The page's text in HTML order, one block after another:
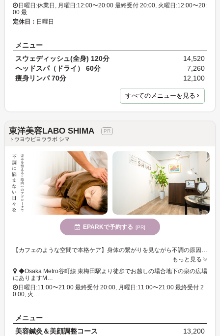
日曜日:休業日, 月曜日:12:00〜20:00 最終受付 20:00, 火曜日:12:00〜20:
00 最…
定休日： 日曜日
メニュー
スウェディッシュ(全身) 120分
14,520
ヘッドスパ（ドライ） 60分
7,260
痩身リンパ 70分
12,100
すべてのメニューを見る
東洋美容LABO SHIMA
トウヨウビヨウラボ シマ
EPARKで予約する [PR]
もっと見る
◆Osaka Metro谷町線 東梅田駅より徒歩でお越しの場合地下の泉の広場
にありますM…
日曜日:11:00〜21:00 最終受付 20:00, 月曜日:11:00〜21:00 最終受付 2
0:00, 火…
メニュー
美容鍼灸＆美顔調整コース
13,200